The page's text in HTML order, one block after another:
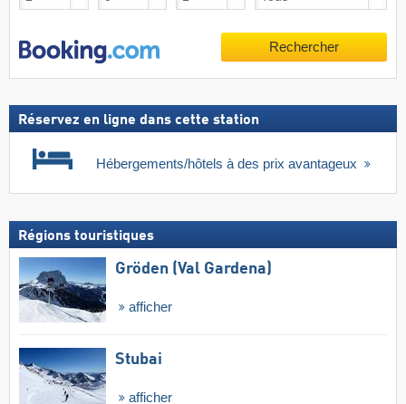
Rechercher
Réservez en ligne dans cette station
Hébergements/hôtels à des prix avantageux
Régions touristiques
Gröden (Val Gardena)
afficher
Stubai
afficher